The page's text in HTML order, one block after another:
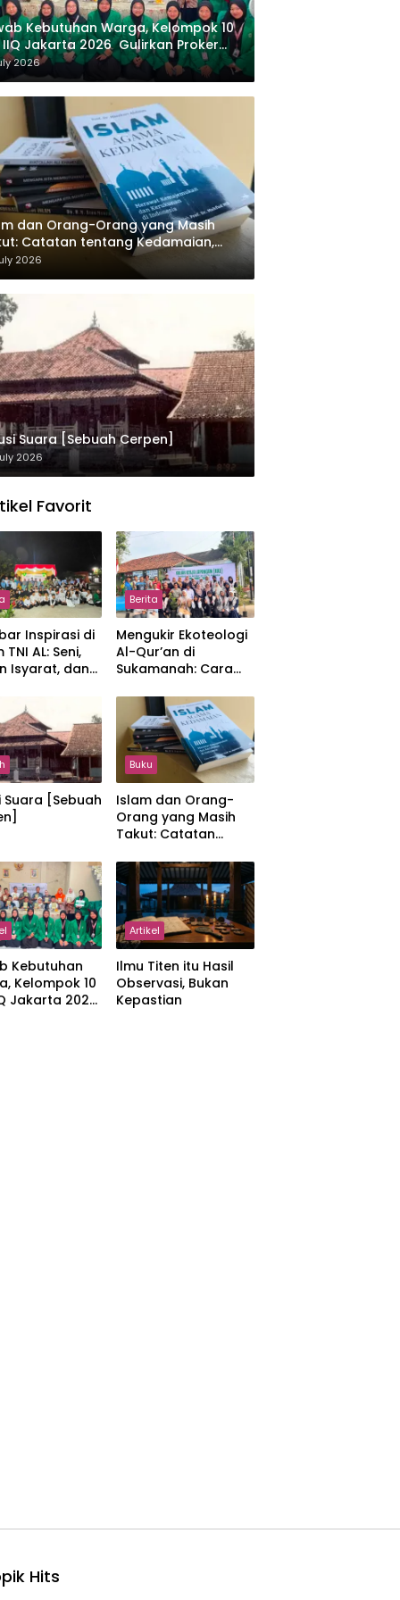
Kebutuhan Warga, Kelompok 10
IIQ Jakarta 2026 Gulirkan Proker
Al-Qur’an di Sukamanah
2026
dan Orang-Orang yang Masih
Catatan tentang Kedamaian,
dan Negara dalam
Masykuri Abdillah
2026
Suara [Sebuah Cerpen]
2026
Favorit
Inspirasi di
TNI AL: Seni,
Isyarat, dan
Berita
Mengukir Ekoteologi
Al-Qur’an di
Sukamanah: Cara
Jakarta Menjaga
Bumi Jonggol
Suara [Sebuah
Buku
Islam dan Orang-
Orang yang Masih
Takut: Catatan
Kemajemukan, dan
Negara dalam
Pemikiran Masykuri
Abdillah
Kebutuhan
Kelompok 10
Jakarta 2026
Artikel
Ilmu Titen itu Hasil
Observasi, Bukan
Kepastian
Hits